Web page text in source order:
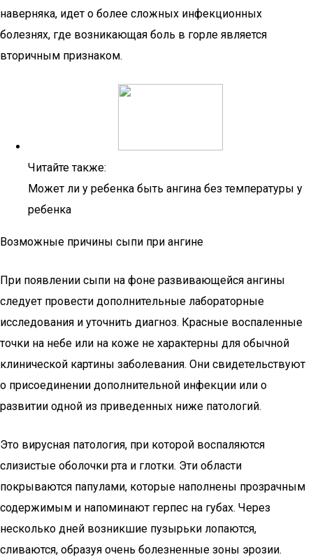
наверняка, идет о более сложных инфекционных
болезнях, где возникающая боль в горле является
вторичным признаком.
Читайте также:
Может ли у ребенка быть ангина без температуры у
ребенка
Возможные причины сыпи при ангине
При появлении сыпи на фоне развивающейся ангины
следует провести дополнительные лабораторные
исследования и уточнить диагноз. Красные воспаленные
точки на небе или на коже не характерны для обычной
клинической картины заболевания. Они свидетельствуют
о присоединении дополнительной инфекции или о
развитии одной из приведенных ниже патологий.
Это вирусная патология, при которой воспаляются
слизистые оболочки рта и глотки. Эти области
покрываются папулами, которые наполнены прозрачным
содержимым и напоминают герпес на губах. Через
несколько дней возникшие пузырьки лопаются,
сливаются, образуя очень болезненные зоны эрозии.